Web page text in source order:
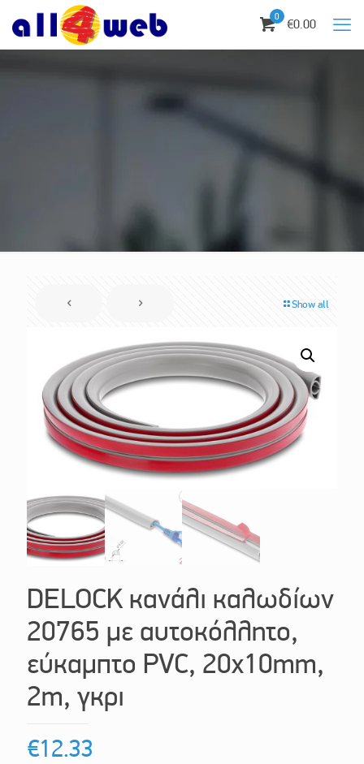
0 €0.00
Show all
DELOCK κανάλι καλωδίων
20765 με αυτοκόλλητο,
εύκαμπτο PVC, 20x10mm,
2m, γκρι
€12.33